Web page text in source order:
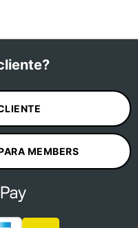
MEMBERS